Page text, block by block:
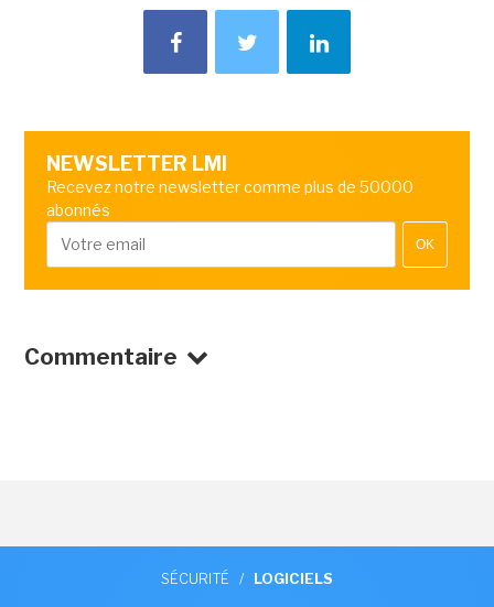
NEWSLETTER LMI
Recevez notre newsletter comme plus de 50000
abonnés
OK
Commentaire
SÉCURITÉ / LOGICIELS